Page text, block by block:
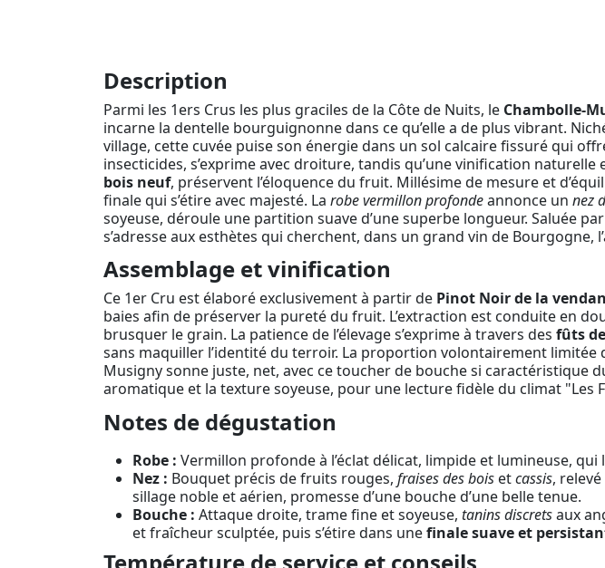
Description
Parmi les 1ers Crus les plus graciles de la Côte de Nuits, le Chambolle-
incarne la dentelle bourguignonne dans ce qu’elle a de plus vibrant.
village, cette cuvée puise son énergie dans un sol calcaire fissuré qui
insecticides, s’exprime avec droiture, tandis qu’une vinification naturelle
bois neuf, préservent l’éloquence du fruit. Millésime de mesure et
finale qui s’étire avec majesté. La robe vermillon profondeannonce un nez
soyeuse, déroule une partition suave d’une superbe longueur. Saluée
s’adresse aux esthètes qui cherchent, dans un grand vin de Bourgogne,
Assemblage et vinification
Ce 1er Cru est élaboré exclusivement à partir de Pinot Noir de la
baies afin de préserver la pureté du fruit. L’extraction est conduite en
brusquer le grain. La patience de l’élevage s’exprime à travers des fûts
sans maquiller l’identité du terroir. La proportion volontairement
Musigny sonne juste, net, avec ce toucher de bouche si caractéristique
aromatique et la texture soyeuse, pour une lecture fidèle du climat "Les
Notes de dégustation
Robe : Vermillon profonde à l’éclat délicat, limpide et lumineuse,
Nez : Bouquet précis de fruits rouges, fraises des bois etcassis, relevé
sillage noble et aérien, promesse d’une bouche d’une belle tenue.
Bouche : Attaque droite, trame fine et soyeuse, tanins discretsaux
et fraîcheur sculptée, puis s’étire dans unefinale suave et